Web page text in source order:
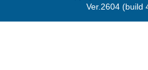
Ver.2604 (build